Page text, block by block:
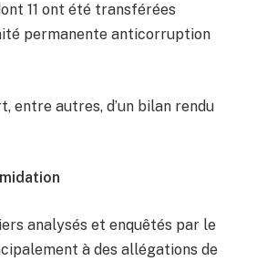
11 ont été transférées
permanente anticorruption
entre autres, d’un bilan rendu
analysés et enquêtés par le
à des allégations de